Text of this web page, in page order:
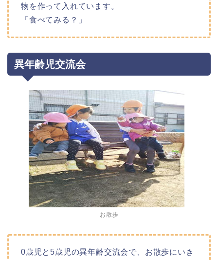
物を作って入れています。
「食べてみる？」
異年齢児交流会
お散歩
0歳児と5歳児の異年齢交流会で、お散歩にいき